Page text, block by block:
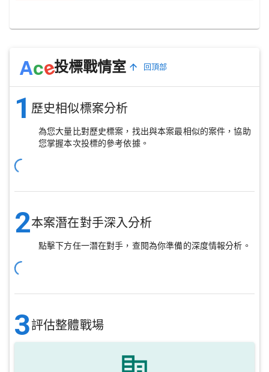
Ace投標戰情室 回頂部
1 歷史相似標案分析
為您大量比對歷史標案，找出與本案最相似的案件，協助
您掌握本次投標的參考依據。
2本案潛在對手深入分析
點擊下方任一潛在對手，查閱為你準備的深度情報分析。
3評估整體戰場